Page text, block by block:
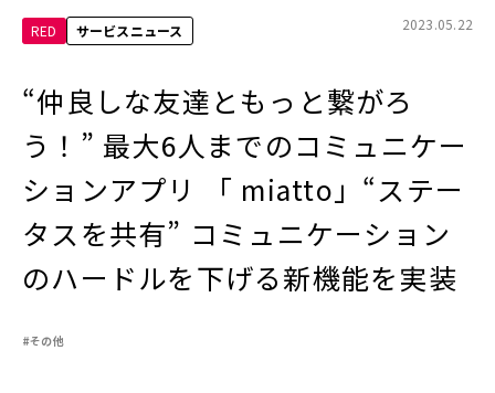
RED サービスニュース 2023.05.22
“仲良しな友達ともっと繋がろ
う！” 最大6人までのコミュニケー
ションアプリ 「 miatto」“ステー
タスを共有” コミュニケーション
のハードルを下げる新機能を実装
#その他
2026年 2025年